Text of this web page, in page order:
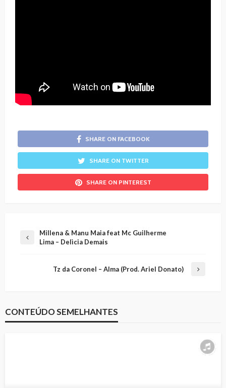
SHARE ON FACEBOOK
SHARE ON TWITTER
SHARE ON PINTEREST
Millena & Manu Maia feat Mc Guilherme
Lima – Delìcia Demais
Tz da Coronel – Alma (Prod. Ariel Donato)
CONTEÚDO SEMELHANTES